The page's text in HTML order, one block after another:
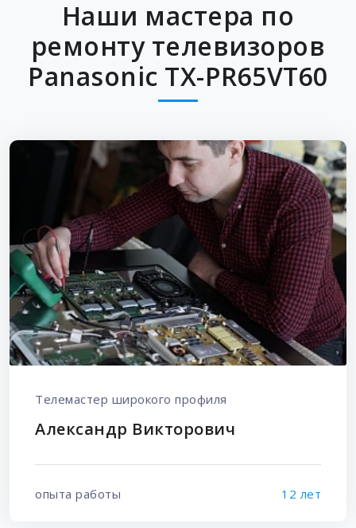
Наши мастера по
ремонту телевизоров
Panasonic TX-PR65VT60
Телемастер широкого профиля
Александр Викторович
опыта работы 12 лет